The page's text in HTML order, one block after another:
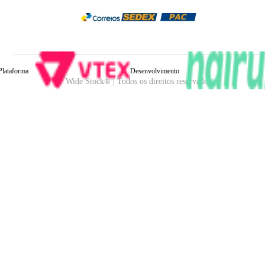
Wide Stock® | Todos os direitos reservados.
Desenvolvimento